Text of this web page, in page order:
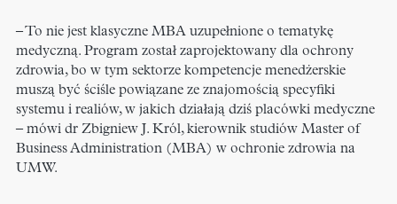
– To nie jest klasyczne MBA uzupełnione o tematykę
medyczną. Program został zaprojektowany dla ochrony
zdrowia, bo w tym sektorze kompetencje menedżerskie
muszą być ściśle powiązane ze znajomością specyfiki
systemu i realiów, w jakich działają dziś placówki medyczne
– mówi dr Zbigniew J. Król, kierownik studiów Master of
Business Administration (MBA) w ochronie zdrowia na
UMW.